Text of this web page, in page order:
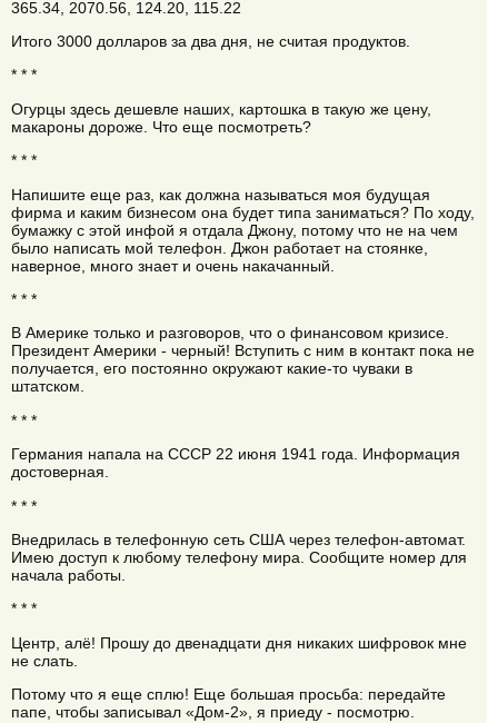
365.34, 2070.56, 124.20, 115.22
Итого 3000 долларов за два дня, не считая продуктов.
* * *
Огурцы здесь дешевле наших, картошка в такую же цену,
макароны дороже. Что еще посмотреть?
* * *
Напишите еще раз, как должна называться моя будущая
фирма и каким бизнесом она будет типа заниматься? По ходу,
бумажку с этой инфой я отдала Джону, потому что не на чем
было написать мой телефон. Джон работает на стоянке,
наверное, много знает и очень накачанный.
* * *
В Америке только и разговоров, что о финансовом кризисе.
Президент Америки - черный! Вступить с ним в контакт пока не
получается, его постоянно окружают какие-то чуваки в
штатском.
* * *
Германия напала на СССР 22 июня 1941 года. Информация
достоверная.
* * *
Внедрилась в телефонную сеть США через телефон-автомат.
Имею доступ к любому телефону мира. Сообщите номер для
начала работы.
* * *
Центр, алё! Прошу до двенадцати дня никаких шифровок мне
не слать.
Потому что я еще сплю! Еще большая просьба: передайте
папе, чтобы записывал «Дом-2», я приеду - посмотрю.